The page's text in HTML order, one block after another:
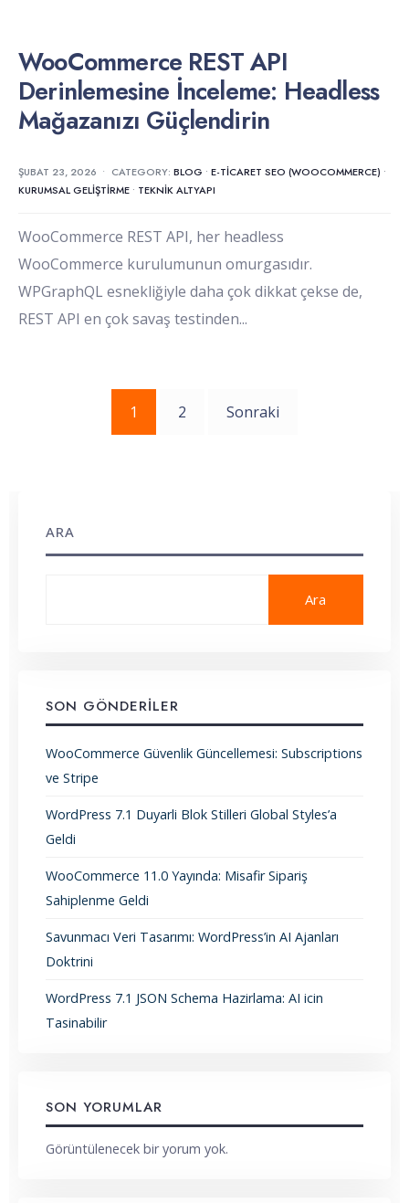
WooCommerce REST API
Derinlemesine İnceleme: Headless
Mağazanızı Güçlendirin
ŞUBAT 23, 2026 • CATEGORY: BLOG • E-TICARET SEO (WOOCOMMERCE) •
KURUMSAL GELIŞTIRME • TEKNIK ALTYAPI
WooCommerce REST API, her headless
WooCommerce kurulumunun omurgasıdır.
WPGraphQL esnekliğiyle daha çok dikkat çekse de,
REST API en çok savaş testinden...
1 2 Sonraki
ARA
Ara
SON GÖNDERILER
WooCommerce Güvenlik Güncellemesi: Subscriptions
ve Stripe
WordPress 7.1 Duyarli Blok Stilleri Global Styles’a
Geldi
WooCommerce 11.0 Yayında: Misafir Sipariş
Sahiplenme Geldi
Savunmacı Veri Tasarımı: WordPress’in AI Ajanları
Doktrini
WordPress 7.1 JSON Schema Hazirlama: AI icin
Tasinabilir
SON YORUMLAR
Görüntülenecek bir yorum yok.